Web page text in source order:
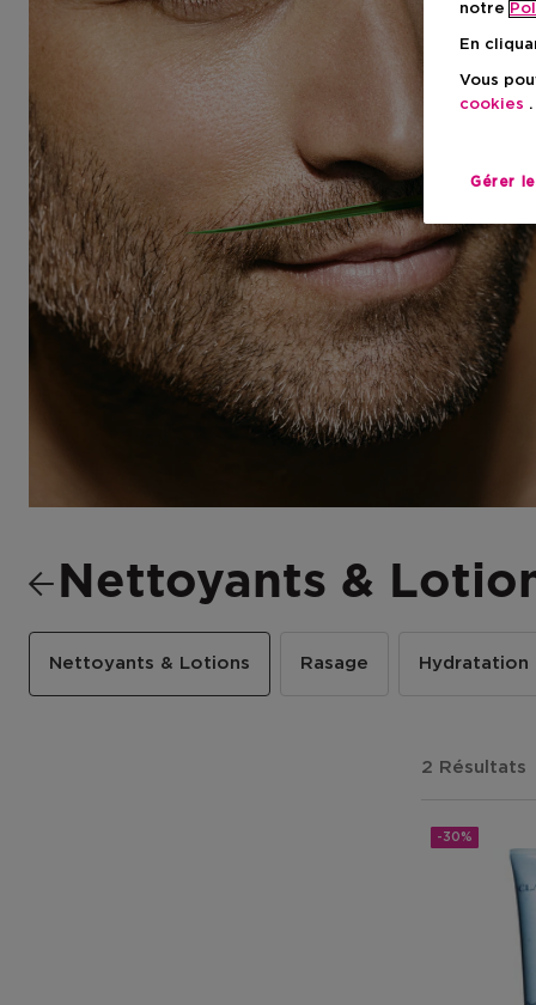
Nettoyants &
Nettoyants & Lotions Rasage Hydratation
2 Résultats
-30%
notre
En
Vous
cookies
Gérer